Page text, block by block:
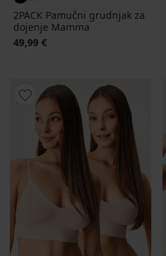
2PACK Pamučni grudnjak za
dojenje Mamma
49,99 €